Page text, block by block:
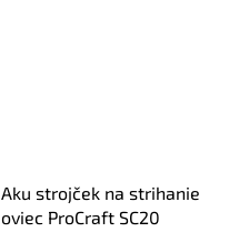
Aku strojček na strihanie
oviec ProCraft SC20